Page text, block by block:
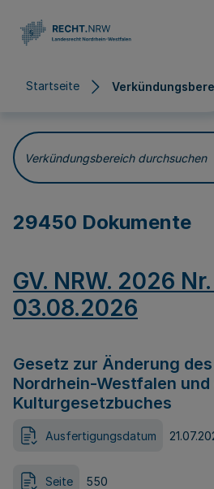
Startseite
Verkündungsbereich durchsuchen
29450 Dokumente
GV. NRW. 2026
03.08.2026
Gesetz zur Änderung
Nordrhein-Westfalen und
Kulturgesetzbuches
Ausfertigungsdatum
Seite 550